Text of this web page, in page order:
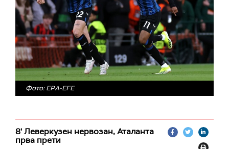
Фото: EPA-EFE
8' Леверкузен нервозан, Аталанта
прва прети